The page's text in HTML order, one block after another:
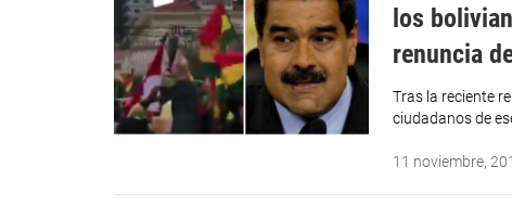
los
renuncia
Tras la reciente
ciudadanos de
11 noviembre,